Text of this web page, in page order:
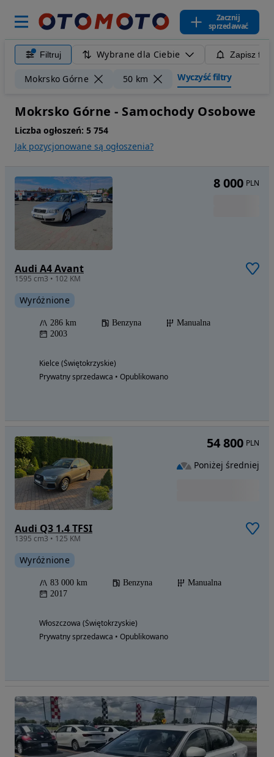
Zacznij
sprzedawać
Filtruj Wybrane dla Ciebie Zapisz
Mokrsko Górne 50 km Wyczyść filtry
Mokrsko Górne - Samochody Osobowe
Liczba ogłoszeń: 5 754
Jak pozycjonowane są ogłoszenia?
Audi A4 Avant
1595 cm3 • 102 KM
Wyróżnione
286 km Benzyna
Manualna
2003
Kielce (Świętokrzyskie)
Prywatny sprzedawca • Opublikowano
8 000 PLN
Audi Q3 1.4 TFSI
1395 cm3 • 125 KM
Wyróżnione
83 000 km Benzyna
Manualna
2017
Włoszczowa (Świętokrzyskie)
Prywatny sprzedawca • Opublikowano
54 800 PLN
Poniżej średniej